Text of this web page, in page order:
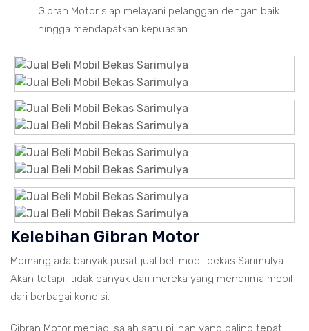
Gibran Motor siap melayani pelanggan dengan baik
hingga mendapatkan kepuasan.
Kelebihan Gibran Motor
Memang ada banyak pusat jual beli mobil bekas Sarimulya.
Akan tetapi, tidak banyak dari mereka yang menerima mobil
dari berbagai kondisi.
Gibran Motor menjadi salah satu pilihan yang paling tepat